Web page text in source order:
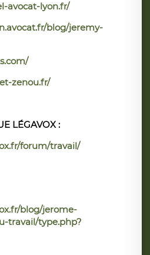
avocat-lyon.fr/
blog/jeremy-
zenou.fr/
LÉGAVOX :
forum/travail/
blog/jerome-
travail/type.php?